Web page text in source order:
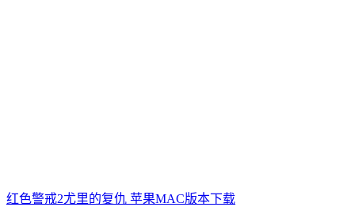
红色警戒2尤里的复仇 苹果MAC版本下载